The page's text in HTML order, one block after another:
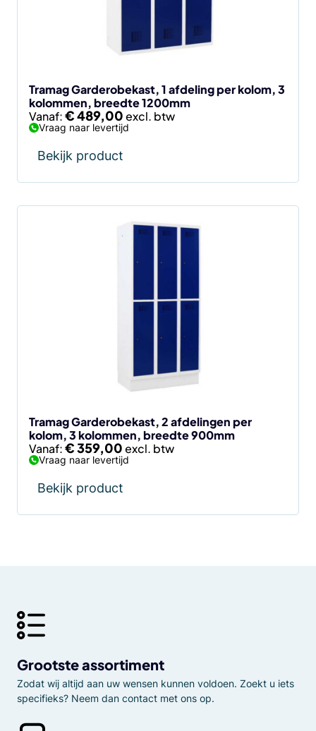
Tramag Garderobekast, 1 afdeling per kolom, 3
kolommen, breedte 1200mm
Vanaf:€489,00
Vraag naar levertijd
Bekijk product
de
productpagina
Tramag Garderobekast, 2 afdelingen per
kolom, 3 kolommen, breedte 900mm
Vanaf:€359,00
Vraag naar levertijd
Bekijk product
de
productpagina
Grootste assortiment
Zodat wij altijd aan uw wensen kunnen voldoen. Zoekt u iets
specifieks? Neem dan contact met ons op.